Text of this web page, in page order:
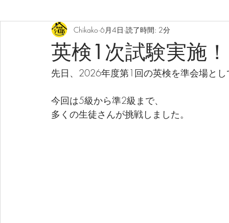
英検1次試験実施！
Chikako 6月4日 読了時間: 2分
先日、2026年度第1回の英検を準会場と
今回は5級から準2級まで、
多くの生徒さんが挑戦しました。